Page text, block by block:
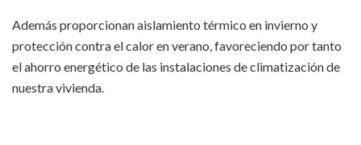
Además proporcionan aislamiento térmico en invierno y
protección contra el calor en verano, favoreciendo por tanto
el ahorro energético de las instalaciones de climatización de
nuestra vivienda.